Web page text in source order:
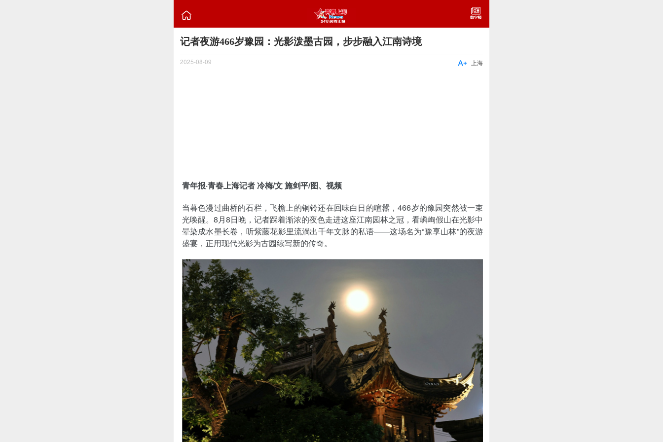

记者夜游466岁豫园：光影泼墨古园，步步融入江南诗境
2025-08-09 上海

青年报·青春上海记者 冷梅/文 施剑平/图、视频
当暮色漫过曲桥的石栏，飞檐上的铜铃还在回味白日的喧嚣，466岁的豫园突然被一束
光唤醒。8月8日晚，记者踩着渐浓的夜色走进这座江南园林之冠，看嶙峋假山在光影中
晕染成水墨长卷，听紫藤花影里流淌出千年文脉的私语——这场名为“豫享山林”的夜游
盛宴，正用现代光影为古园续写新的传奇。